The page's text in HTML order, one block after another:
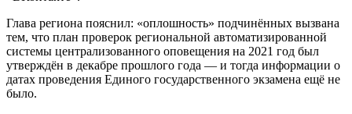
Глава региона пояснил: «оплошность» подчинённых вызвана
тем, что план проверок региональной автоматизированной
системы централизованного оповещения на 2021 год был
утверждён в декабре прошлого года — и тогда информации о
датах проведения Единого государственного экзамена ещё не
было.